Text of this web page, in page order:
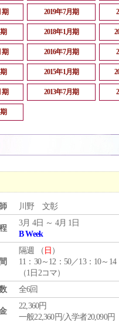
期 2019年7月期
2018年1月期
期 2016年7月期
2015年1月期
期 2013年7月期
川野 文彰
3月 4日 ～ 4月 1日
B Week
隔週 （ 日 ）
11：30～12：50／13：10～14
（1日2コマ）
全6回
22,360円
一般22,360円/入学者20,090円